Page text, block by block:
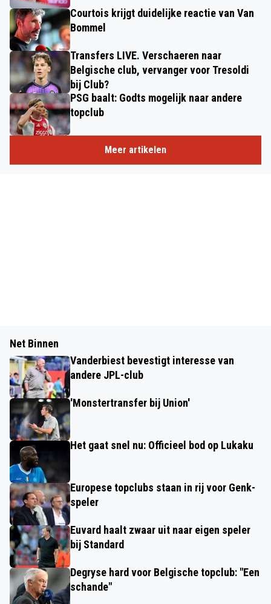
Courtois krijgt duidelijke reactie van Van
Bommel
Transfers LIVE. Verschaeren naar
Belgische club, vervanger voor Tresoldi
bij Club?
PSG baalt: Godts mogelijk naar andere
topclub
Meer artikelen
Net Binnen
Vanderbiest bevestigt interesse van
andere JPL-club
'Monstertransfer bij Union'
Het gaat snel nu: Officieel bod op Lukaku
Europese topclubs staan in rij voor Genk-
speler
Euvard haalt zwaar uit naar eigen speler
bij Standard
Degryse hard voor Belgische topclub: "Een
schande"